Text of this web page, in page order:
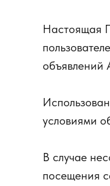
Настоящая
объявлений
условиями
В случае
посещения